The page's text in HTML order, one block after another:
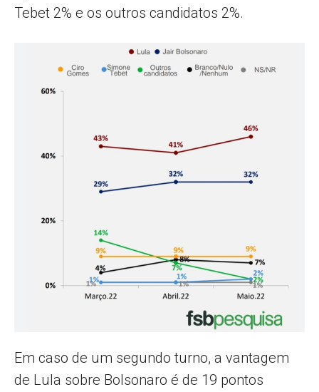
Tebet 2% e os outros candidatos 2%.
Em caso de um segundo turno, a vantagem
de Lula sobre Bolsonaro é de 19 pontos